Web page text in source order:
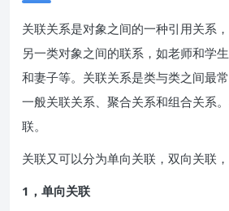
关联关系是对象之间的一种引用关系
另一类对象之间的联系，如老师和学
和妻子等。关联关系是类与类之间最
一般关联关系、聚合关系和组合关系
联。
关联又可以分为单向关联，双向关联，
1，单向关联